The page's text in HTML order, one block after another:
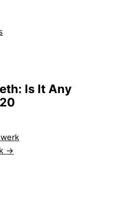
Is It Any
→